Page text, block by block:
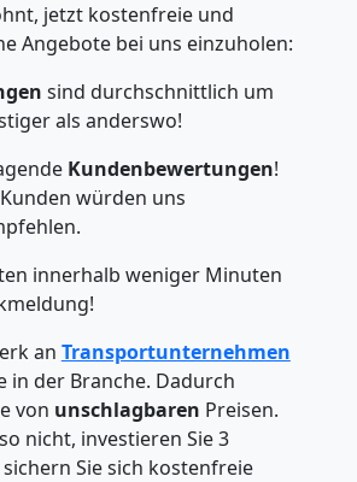
jetzt kostenfreie und
Angebote bei uns einzuholen:
sind durchschnittlich um
als anderswo!
Kundenbewertungen!
würden uns
innerhalb weniger Minuten
an Transportunternehmen
in der Branche. Dadurch
von unschlagbaren Preisen.
nicht, investieren Sie 3
Sie sich kostenfreie